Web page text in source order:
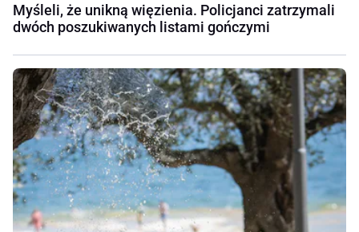
Myśleli, że unikną więzienia. Policjanci zatrzymali
dwóch poszukiwanych listami gończymi